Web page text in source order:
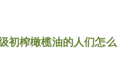
初榨橄榄油的人们怎么